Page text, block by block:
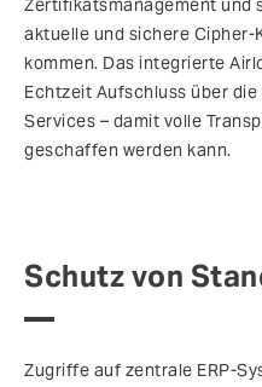
Zertifikatsmanagement und
aktuelle und sichere
kommen. Das integrierte
Echtzeit Aufschluss über
Services – damit volle
geschaffen werden kann.
Schutz von
Zugriffe auf zentrale ERP-